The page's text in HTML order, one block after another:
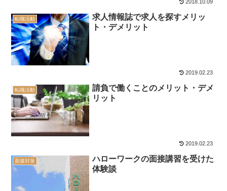
2018.10.09
転職活動
求人情報誌で求人を探すメリッ
ト・デメリット
2019.02.23
転職活動
請負で働くことのメリット・デメ
リット
2019.02.23
面接対策
ハローワークの面接講習を受けた
体験談